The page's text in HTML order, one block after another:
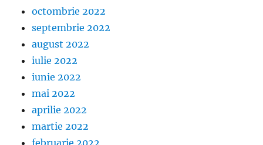
octombrie 2022
septembrie 2022
august 2022
iulie 2022
iunie 2022
mai 2022
aprilie 2022
martie 2022
februarie 2022